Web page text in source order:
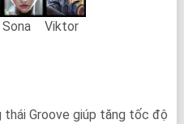
Sona Viktor
Groove giúp tăng tốc độ